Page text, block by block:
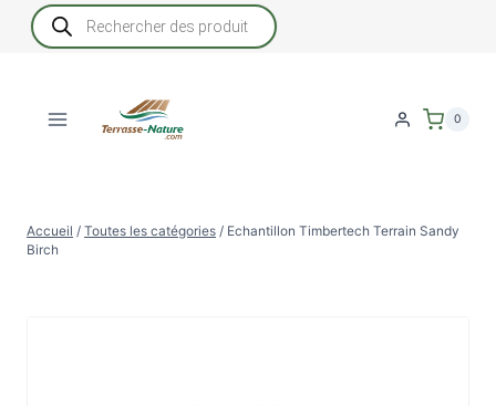
Recherche
de
produits
0
Accueil / Toutes les catégories / Echantillon Timbertech Terrain Sandy
Birch